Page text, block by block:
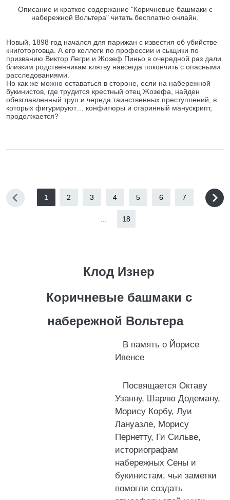
Описание и краткое содержание "Коричневые башмаки с
набережной Вольтера" читать бесплатно онлайн.
Новый, 1898 год начался для парижан с известия об убийстве
книготорговца. А его коллеги по профессии и сыщики по
призванию Виктор Легри и Жозеф Пиньо в очередной раз дали
близким родственникам клятву навсегда покончить с опасными
расследованиями.
Но как же можно оставаться в стороне, если на набережной
букинистов, где трудится крестный отец Жозефа, найден
обезглавленный труп и череда таинственных преступлений, в
которых фигурируют… конфитюры и старинный манускрипт,
продолжается?
1 2 3 4 5 6 7
18
Клод Изнер
Коричневые башмаки с
набережной Вольтера
В память о Йорисе
Ивенсе
Посвящается Октаву
Узанну, Шарлю Додеману,
Морису Корбу, Луи
Лануазле, Морису
Пернетту, Ги Сильве,
историографам
набережных Сены и
букинистам, чьи заметки
помогли создать